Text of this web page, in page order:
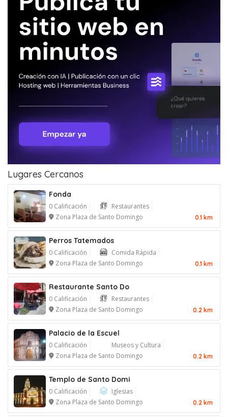
Lugares Cercanos
Fonda
0 Calificación
Restaurantes
Zona Plaza de Santo Domingo
0.1 km
Perros Tatemados
0 Calificación
Comida Rápida
Zona Plaza de Santo Domingo
0.1 km
Restaurante Santo Do
0 Calificación
Restaurantes
Zona Plaza de Santo Domingo
0.2 km
Palacio de la Escuel
0 Calificación
Museos y Cultura
Zona Plaza de Santo Domingo
0.2 km
Templo de Santo Domi
0 Calificación
Iglesias
Zona Plaza de Santo Domingo
0.2 km